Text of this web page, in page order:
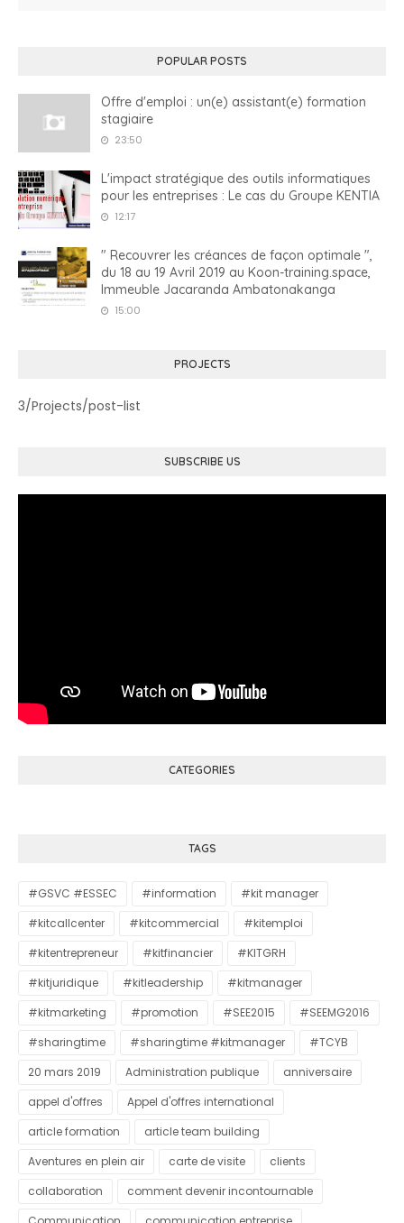
POPULAR POSTS
Offre d'emploi : un(e) assistant(e) formation
stagiaire
23:50
L'impact stratégique des outils informatiques
pour les entreprises : Le cas du Groupe KENTIA
12:17
" Recouvrer les créances de façon optimale ",
du 18 au 19 Avril 2019 au Koon-training.space,
Immeuble Jacaranda Ambatonakanga
15:00
PROJECTS
3/Projects/post-list
SUBSCRIBE US
CATEGORIES
TAGS
#GSVC #ESSEC #information
#kit manager
#kitcallcenter
#kitcommercial
#kitemploi
#kitentrepreneur
#kitfinancier
#KITGRH
#kitjuridique
#kitleadership
#kitmanager
#kitmarketing
#promotion #SEE2015
#SEEMG2016
#sharingtime
#sharingtime #kitmanager
#TCYB
20 mars 2019
Administration publique
anniversaire
appel d'offres
Appel d'offres international
article formation
article team building
Aventures en plein air
carte de visite
clients
collaboration
comment devenir incontournable